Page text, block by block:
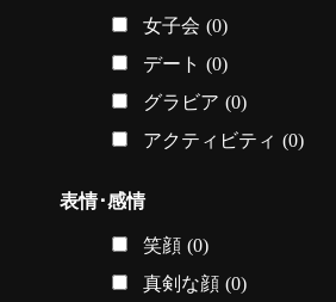
女子会 (0)
デート (0)
グラビア (0)
アクティビティ (0)
表情･感情
笑顔 (0)
真剣な顔 (0)